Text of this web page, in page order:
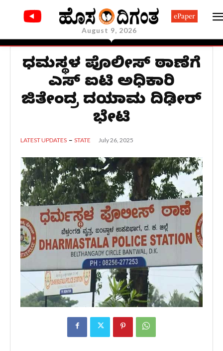
August 9, 2026
ePaper
ಧರ್ಮಸ್ಥಳ ಪೊಲೀಸ್ ಠಾಣೆಗೆ
ಎಸ್ ಐಟಿ ಅಧಿಕಾರಿ
ಜಿತೇಂದ್ರ ದಯಾಮ ದಿಢೀರ್
ಭೇಟಿ
LATEST UPDATES STATE July 26, 2025